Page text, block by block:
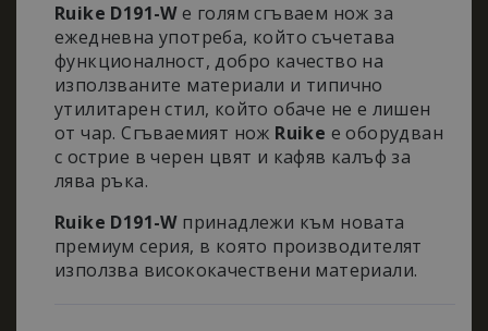
Ruike D191-Wе голям сгъваем нож за
ежедневна употреба, който съчетава
функционалност, добро качество на
използваните материали и типично
утилитарен стил, който обаче не е лишен
от чар. Сгъваемият нож Ruike е оборудван
с острие в черен цвят и кафяв калъф за
лява ръка.
Ruike D191-Wпринадлежи към новата
премиум серия, в която производителят
използва висококачествени материали.